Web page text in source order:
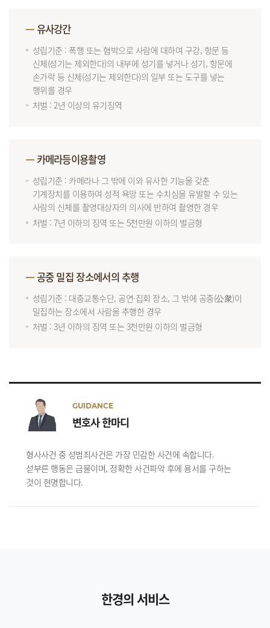
유사강간
성립기준 : 폭행 또는 협박으로 사람에 대하여 구강, 항문 등
신체(성기는 제외한다)의 내부에 성기를 넣거나 성기, 항문에
손가락 등 신체(성기는 제외한다)의 일부 또는 도구를 넣는
행위를 경우
처벌 : 2년 이상의 유기징역
카메라등이용촬영
성립기준 : 카메라나 그 밖에 이와 유사한 기능을 갖춘
기계장치를 이용하여 성적 욕망 또는 수치심을 유발할 수 있는
사람의 신체를 촬영대상자의 의사에 반하여 촬영한 경우
처벌 : 7년 이하의 징역 또는 5천만원 이하의 벌금형
공중 밀집 장소에서의 추행
성립기준 : 대중교통수단, 공연·집회 장소, 그 밖에 공중(公衆)이
밀집하는 장소에서 사람을 추행한 경우
처벌 : 3년 이하의 징역 또는 3천만원 이하의 벌금형
GUIDANCE
변호사 한마디
형사사건 중 성범죄사건은 가장 민감한 사건에 속합니다.
섣부른 행동은 금물이며, 정확한 사건파악 후에 용서를 구하는
것이 현명합니다.
한경의 서비스